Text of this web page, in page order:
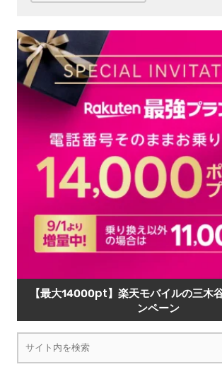
【最大14000pt】楽天モバイルの三木
ンペーン